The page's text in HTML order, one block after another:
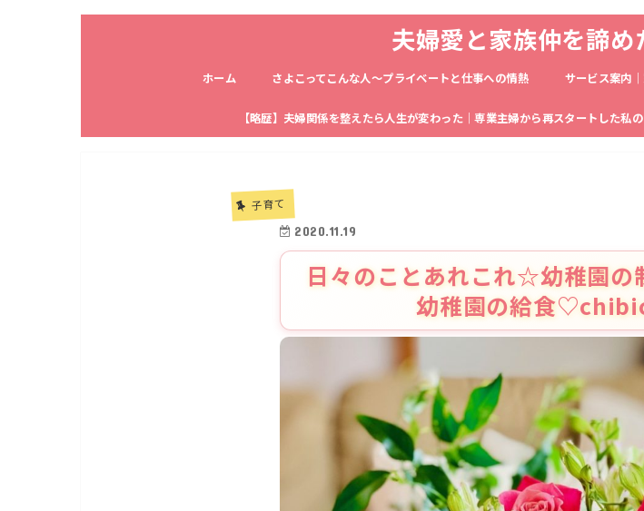
夫婦愛と家族仲を諦
ホーム さよこってこんな人〜プライベートと仕事への情熱 サービス案内
【略歴】夫婦関係を整えたら人生が変わった｜専業主婦から再スタートした私
子育て
2020.11.19
日々のことあれこれ☆幼稚園
幼稚園の給食